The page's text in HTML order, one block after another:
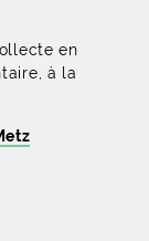
en
à la